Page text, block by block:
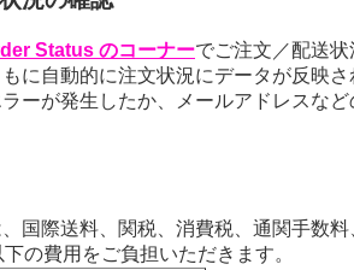
Status のコーナーでご注文／配送
に自動的に注文状況にデータが反映
ーが発生したか、メールアドレスな
国際送料、関税、消費税、通関手数
の費用をご負担いただきます。